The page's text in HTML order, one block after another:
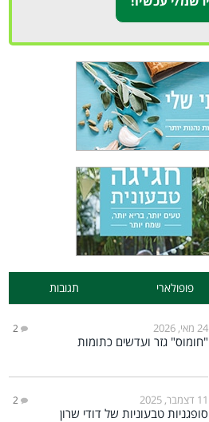
פופולארי תגובות
24 מאי, 2026 2
"חומוס" גזר ועדשים כתומות
11 דצמבר, 2025 2
סופגניות טבעוניות של דודי שרון